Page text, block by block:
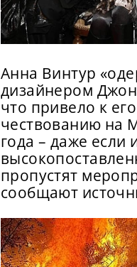
Анна Винтур
дизайнером
что привело к его
чествованию на
года – даже если
пропустят
сообщают